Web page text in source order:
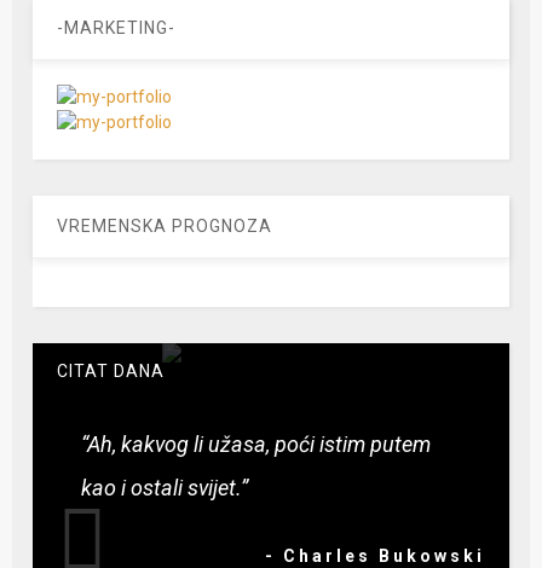
-MARKETING-
VREMENSKA PROGNOZA
CITAT DANA
“Ah, kakvog li užasa, poći istim putem
kao i ostali svijet.”
- Charles Bukowski